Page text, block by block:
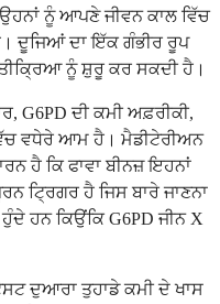
ਨੂੰ ਆਪਣੇ ਜੀਵਨ ਕਾਲ ਵਿੱਚ
ਦੂਜਿਆਂ ਦਾ ਇੱਕ ਗੰਭੀਰ ਰੂਪ
ਨੂੰ ਸ਼ੁਰੂ ਕਰ ਸਕਦੀ ਹੈ।
ਦੀ ਕਮੀ ਅਫ਼ਰੀਕੀ,
ਵਧੇਰੇ ਆਮ ਹੈ। ਮੈਡੀਟੇਰੀਅਨ
ਹੈ ਕਿ ਫਾਵਾ ਬੀਨਜ਼ ਇਹਨਾਂ
ਟ੍ਰਿਗਰ ਹੈ ਜਿਸ ਬਾਰੇ ਜਾਣਨਾ
ਹਨ ਕਿਉਂਕਿ G6PD ਜੀਨ X
ਦੁਆਰਾ ਤੁਹਾਡੇ ਕਮੀ ਦੇ ਖਾਸ